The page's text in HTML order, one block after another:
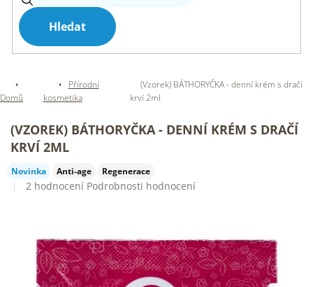
Hledat
Domů
Přírodní
kosmetika
(Vzorek) BÁTHORYČKA - denní krém s dračí
krví 2ml
(VZOREK) BÁTHORYČKA - DENNÍ KRÉM S DRAČÍ
KRVÍ 2ML
Novinka Anti-age Regenerace
Průměrné
5,0
hvězdiček.
2 hodnocení Podrobnosti hodnocení